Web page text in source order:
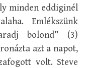
minden eddiginél
Emlékszünk
bolond” (3)
azt a napot,
volt. Steve